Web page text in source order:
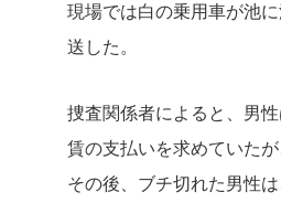
現場では白の乗用車が池
送した。
捜査関係者によると、男
賃の支払いを求めていた
その後、ブチ切れた男性